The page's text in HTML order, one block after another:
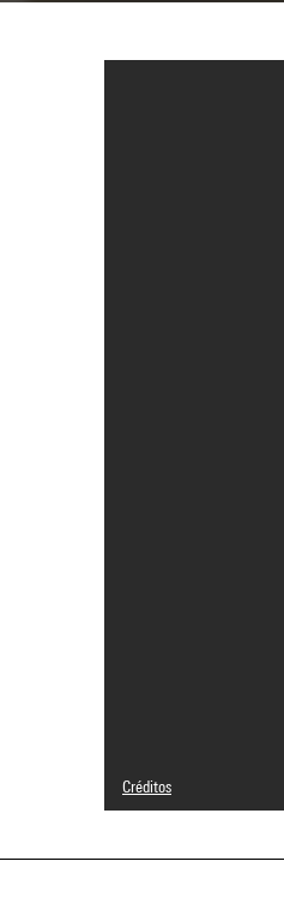
Créditos
© Man Ray Trust / Adagp,
Referencia de la imagen :